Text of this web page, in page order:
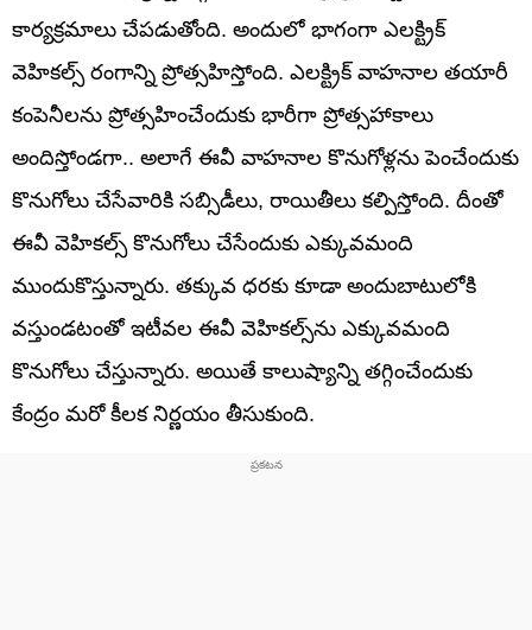
కార్యక్రమాలు చేపడుతోంది. అందులో భాగంగా ఎలక్ట్రిక్
వెహికల్స్ రంగాన్ని ప్రోత్సహిస్తోంది. ఎలక్ట్రిక్ వాహనాల తయారీ
కంపెనీలను ప్రోత్సహించేందుకు భారీగా ప్రోత్సహాకాలు
అందిస్తోండగా.. అలాగే ఈవీ వాహనాల కొనుగోళ్లను పెంచేందుకు
కొనుగోలు చేసేవారికి సబ్సిడీలు, రాయితీలు కల్పిస్తోంది. దీంతో
ఈవీ వెహికల్స్ కొనుగోలు చేసేందుకు ఎక్కువమంది
ముందుకొస్తున్నారు. తక్కువ ధరకు కూడా అందుబాటులోకి
వస్తుండటంతో ఇటీవల ఈవీ వెహికల్స్‌ను ఎక్కువమంది
కొనుగోలు చేస్తున్నారు. అయితే కాలుష్యాన్ని తగ్గించేందుకు
కేంద్రం మరో కీలక నిర్ణయం తీసుకుంది.